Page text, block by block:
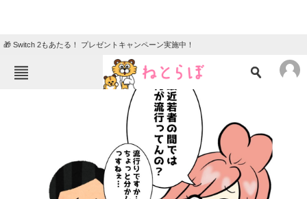
🎁 Switch 2もあたる！ プレゼントキャンペーン実施中！
ニュース
クイズ
地域
教育・育児